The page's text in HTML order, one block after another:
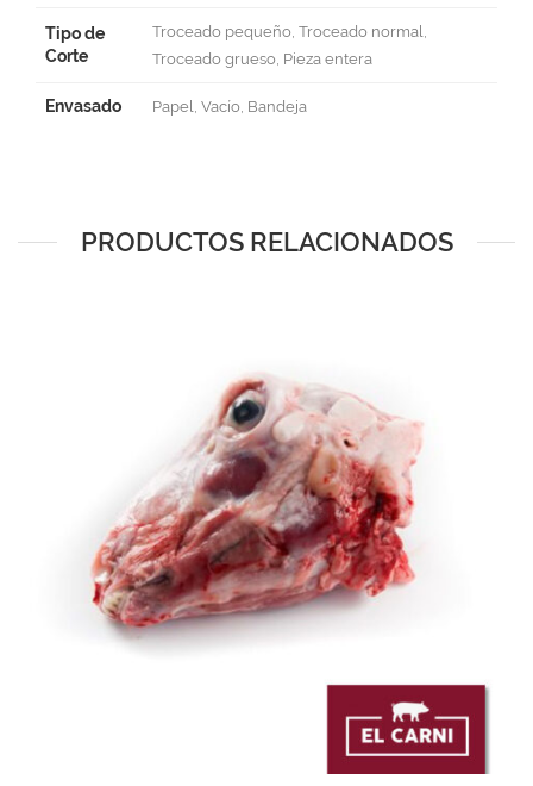
Tipo de
Corte
Troceado pequeño, Troceado normal,
Troceado grueso, Pieza entera
Envasado Papel, Vacío, Bandeja
PRODUCTOS RELACIONADOS